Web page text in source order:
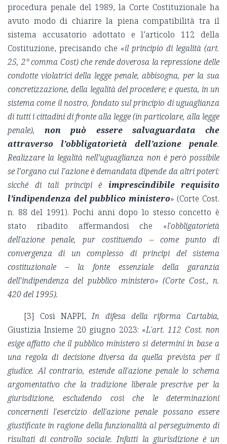
procedura penale del 1989, la Corte Costituzionale ha
avuto modo di chiarire la piena compatibilità tra il
sistema accusatorio adottato e l’articolo 112 della
Costituzione, precisando che «il principio di legalità (art.
25, 2° comma Cost) che rende doverosa la repressione delle
condotte violatrici della legge penale, abbisogna, per la sua
concretizzazione, della legalità del procedere; e questa, in un
sistema come il nostro, fondato sul principio di uguaglianza
di tutti i cittadini di fronte alla legge (in particolare, alla legge
penale),non può essere salvaguardata che
attraverso l’obbligatorietà dell’azione penale.
Realizzare la legalità nell’uguaglianza non è però possibile
se l’organo cui l’azione è demandata dipende da altri poteri:
sicché di tali principi è imprescindibile requisito
l’indipendenza del pubblico ministero» (Corte Cost.
n. 88 del 1991). Pochi anni dopo lo stesso concetto è
stato ribadito affermandosi che «l'obbligatorietà
dell'azione penale, pur costituendo – come punto di
convergenza di un complesso di principi del sistema
costituzionale – la fonte essenziale della garanzia
dell’indipendenza del pubblico ministero» (Corte Cost., n.
420 del 1995).
[3] Così NAPPI,In difesa della riforma Cartabia,
Giustizia Insieme 20 giugno 2023: «L'art. 112 Cost. non
esige affatto che il pubblico ministero si determini in base a
una regola di decisione diversa da quella prevista per il
giudice. Al contrario, estende all'azione penale lo schema
argomentativo che la tradizione liberale prescrive per la
giurisdizione, escludendo così che le determinazioni
concernenti l'esercizio dell'azione penale possano essere
giustificate in ragione della funzionalità al perseguimento di
risultati di controllo sociale. Infatti la giurisdizione è un